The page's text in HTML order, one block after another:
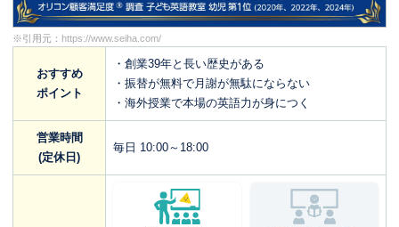
※引用元： https://www.seiha.com/
おすすめ
ポイント
・創業39年と長い歴史がある
・振替が無料で月謝が無駄にならない
・海外授業で本場の英語力が身につく
営業時間
(定休日)
毎日 10:00～18:00